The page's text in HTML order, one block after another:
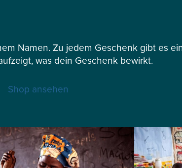
Namen. Zu jedem Geschenk gibt es
was dein Geschenk bewirkt.
Shop ansehen